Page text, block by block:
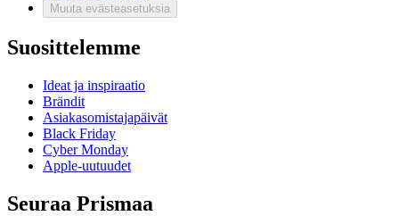
Muuta evästeasetuksia
Suosittelemme
Ideat ja inspiraatio
Brändit
Asiakasomistajapäivät
Black Friday
Cyber Monday
Apple-uutuudet
Seuraa Prismaa